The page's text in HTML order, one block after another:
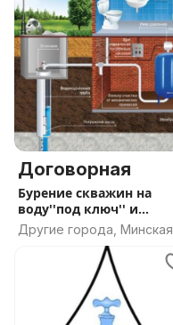
Договорная
Бурение скважин на
воду''под ключ'' и
обустройство
Другие города, Минская